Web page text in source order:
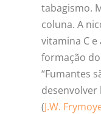
tabagismo.
coluna. A
vitamina C
formação
“Fumantes
desenvolver
(J.W.